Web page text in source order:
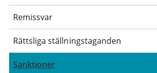
Remissvar
Rättsliga ställningstaganden
Sanktioner